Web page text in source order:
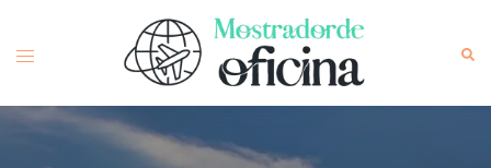
content
Toggle